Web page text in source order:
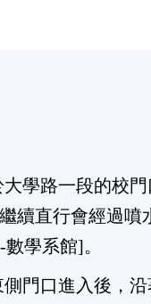
學路一段的校
續直行會經過
學系館]。
門口進入後，